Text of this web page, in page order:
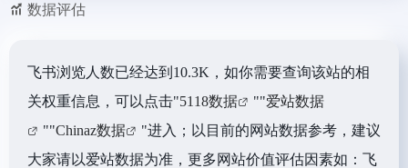
数据评估
飞书浏览人数已经达到10.3K，如你需要查询该站的相
关权重信息，可以点击"5118数据 ""爱站数据
""Chinaz数据
"进入；以目前的网站数据参考，建议
大家请以爱站数据为准，更多网站价值评估因素如：飞